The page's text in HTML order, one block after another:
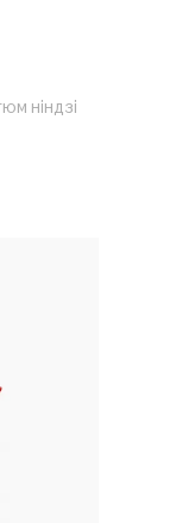
ніндзі